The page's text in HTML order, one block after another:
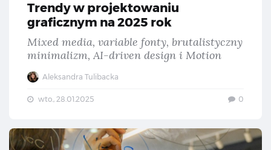
Trendy w projektowaniu
graficznym na 2025 rok
Mixed media, variable fonty, brutalistyczny
minimalizm, AI-driven design i Motion
Aleksandra Tulibacka
wto., 28.01.2025 0